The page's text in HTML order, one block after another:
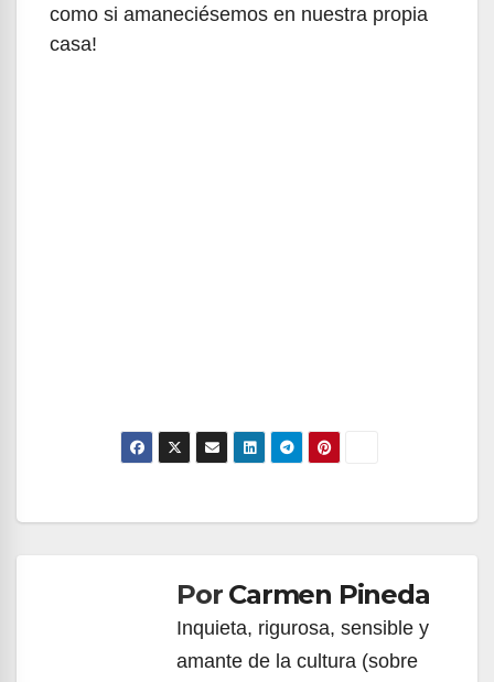
como si amaneciésemos en nuestra propia
casa!
Navegación
entradasPor Carmen Pineda
Inquieta, rigurosa, sensible y
amante de la cultura (sobre